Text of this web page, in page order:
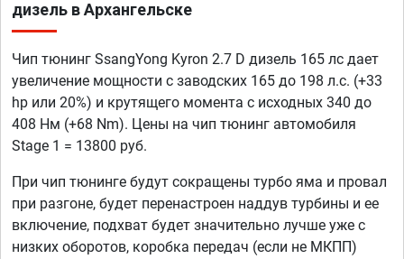
дизель в Архангельске
Чип тюнинг SsangYong Kyron 2.7 D дизель 165 лс дает
увеличение мощности с заводских 165 до 198 л.с. (+33
hp или 20%) и крутящего момента с исходных 340 до
408 Нм (+68 Nm). Цены на чип тюнинг автомобиля
Stage 1 = 13800 руб.
При чип тюнинге будут сокращены турбо яма и провал
при разгоне, будет перенастроен наддув турбины и ее
включение, подхват будет значительно лучше уже с
низких оборотов, коробка передач (если не МКПП)